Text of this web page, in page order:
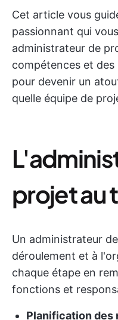
Cet article vous
passionnant qui
administrateur de
compétences et des
pour devenir un
quelle équipe de
projet au
Un administrateur
déroulement et à
chaque étape en
fonctions et
Planification des